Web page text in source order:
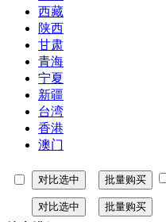
西藏
陕西
甘肃
青海
宁夏
新疆
台湾
香港
澳门